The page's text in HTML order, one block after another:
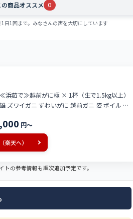
の商品オススメ 0
日1回まで。みなさんの声を大切にしています
≪浜茹で≫越前がに極 × 1杯（生で1.5kg以上）
ズワイガニ ずわいがに 越前ガニ 姿 ボイル 冷
円～
楽天へ）
の参考情報も順次追加予定です。